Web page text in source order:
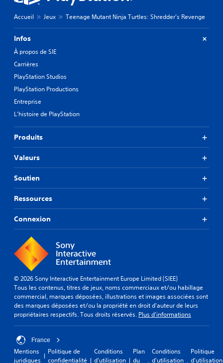
Accueil Jeux Teenage Mutant Ninja Turtles: Shredder's Revenge
Infos
À propos de SIE
Carrières
PlayStation Studios
PlayStation Productions
Entreprise
L'histoire de PlayStation
Produits
Valeurs
Soutien
Ressources
Connexion
© 2026 Sony Interactive Entertainment Europe Limited (SIEE)
Tous les contenus, titres de jeux, noms commerciaux et/ou habillage
commercial, marques déposées, illustrations et images associées sont
des marques déposées et/ou la propriété en droit d'auteur de leurs
propriétaires respectifs. Tous droits réservés. Plus d'informations
France
Mentions
juridiques
Politique de
confidentialité
Conditions
d'utilisation
Plan
du
Conditions
d'utilisation
Politique
d'utilisation